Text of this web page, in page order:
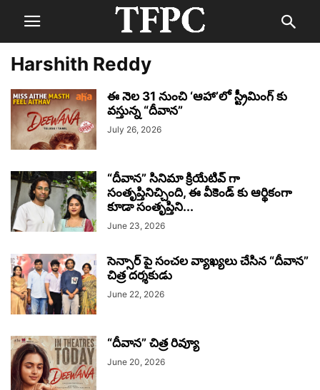
Harshith Reddy
ఈ నెల 31 నుంచి ‘ఆహా’లో స్ట్రీమింగ్ కు
వస్తున్న “దీవాన”
July 26, 2026
“దీవాన” సినిమా క్రియేటివ్ గా
సంతృప్తినిచ్చింది, ఈ వీకెండ్ కు ఆర్థికంగా
కూడా సంతృప్తిని...
June 23, 2026
సెన్సార్ పై సంచల వ్యాఖ్యలు చేసిన “దీవాన”
చిత్ర దర్శకుడు
June 22, 2026
“దీవాన” చిత్ర రివ్యూ
June 20, 2026